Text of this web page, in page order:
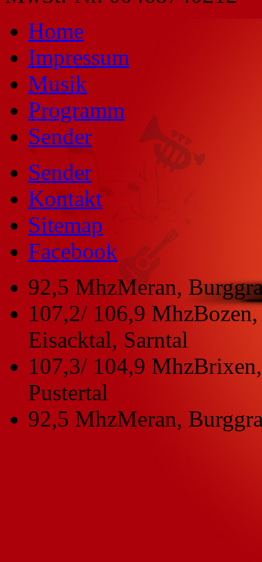
Home
Impressum
Musik
Programm
Sender
Sender
Kontakt
Sitemap
Facebook
92,5 MhzMeran,
107,2/ 106,9 Mhz
Eisacktal, Sarntal
107,3/ 104,9 Mhz
Pustertal
92,5 MhzMeran,